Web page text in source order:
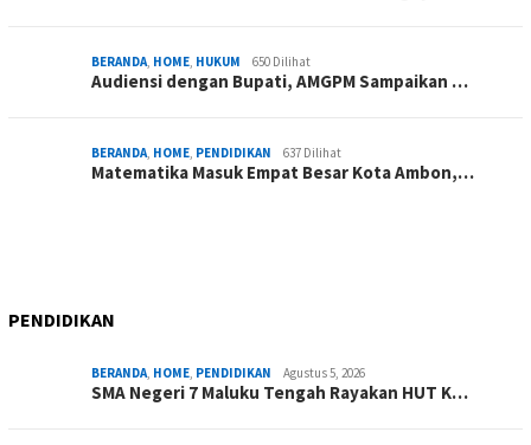
BERANDA HOME HUKUM 650 Dilihat
Audiensi dengan Bupati, AMGPM Sampaikan …
BERANDA HOME PENDIDIKAN 637 Dilihat
Matematika Masuk Empat Besar Kota Ambon,…
PENDIDIKAN
BERANDA HOME PENDIDIKAN Agustus 5, 2026
SMA Negeri 7 Maluku Tengah Rayakan HUT K…